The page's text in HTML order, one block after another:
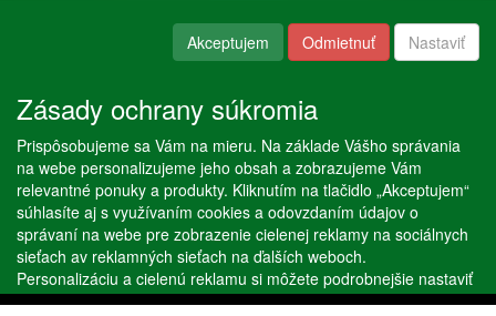
Naše služby
Servis
Predaj akváriových rýb
Predaj akváriových rastlín
Copyright © Stöckl spol. s r. o. 2020, powered byABRA E-shop
Akceptujem Odmietnuť Nastaviť
Zásady ochrany súkromia
Prispôsobujeme sa Vám na mieru. Na základe Vášho správania
na webe personalizujeme jeho obsah a zobrazujeme Vám
relevantné ponuky a produkty. Kliknutím na tlačidlo „Akceptujem“
súhlasíte aj s využívaním cookies a odovzdaním údajov o
správaní na webe pre zobrazenie cielenej reklamy na sociálnych
sieťach av reklamných sieťach na ďalších weboch.
Personalizáciu a cielenú reklamu si môžete podrobnejšie nastaviť
alebo kedykoľvek vypnúť po kliknutí na tlačidlo „Nastaviť“.